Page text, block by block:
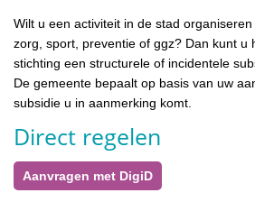
Wilt u een activiteit in de stad
zorg, sport, preventie of ggz? Dan kunt u
stichting een structurele of incidentele
De gemeente bepaalt op basis van uw
subsidie u in aanmerking komt.
Direct regelen
Aanvragen met DigiD